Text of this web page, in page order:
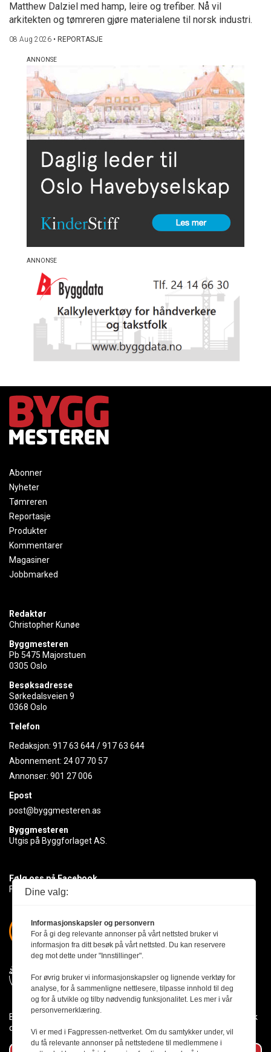
Matthew Dalziel med hamp, leire og trefiber. Nå vil
arkitekten og tømreren gjøre materialene til norsk industri.
08 Aug 2026 • REPORTASJE
Abonner
Nyheter
Tømreren
Reportasje
Produkter
Kommentarer
Magasiner
Jobbmarked
Redaktør
Christopher Kunøe
Byggmesteren
Pb 5475 Majorstuen
0305 Oslo
Besøksadresse
Sørkedalsveien 9
0368 Oslo
Telefon
Redaksjon: 917 63 644/917 63 644
Abonnement: 24 07 70 57
Annonser: 901 27 006
Epost
post@byggmesteren.as
Byggmesteren
Utgis på Byggforlaget AS.
Følg oss på Facebook
Få med deg det siste innen byggebransjen
Byggmesteren følger Vær Varsom-plakaten og presseetikken slik
den er nedfelt i Redaktørplakaten.
Dine valg:
Informasjonskapsler og personvern
For å gi deg relevante annonser på vårt nettsted bruker vi
informasjon fra ditt besøk på vårt nettsted. Du kan reservere
deg mot dette under "Innstillinger".
For øvrig bruker vi informasjonskapsler og lignende verktøy for
analyse, for å sammenligne nettlesere, tilpasse innhold til deg
og for å utvikle og tilby nødvendig funksjonalitet. Les mer i vår
personvernerklæring.
Vi er med i Fagpressen-nettverket. Om du samtykker under, vil
du få relevante annonser på nettstedene til medlemmene i